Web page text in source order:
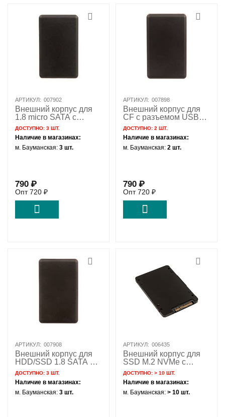
АРТИКУЛ: 007902
Внешний корпус для
1.8 micro SATA с
разъемом USB 3.1 /
mini USB / NFHK N-
1809V2
ДОСТУПНО:3 ШТ.
Наличие в магазинах:
м. Бауманская:3 шт.
790₽
Опт720 ₽
АРТИКУЛ: 007898
Внешний корпус для
CF с разъемом USB
3.1 / mini USB / NFHK
N-1804CF
ДОСТУПНО:2 ШТ.
Наличие в магазинах:
м. Бауманская:2 шт.
790₽
Опт720 ₽
АРТИКУЛ: 007908
Внешний корпус для
HDD/SSD 1.8 SATA LIF
MacBook Air A1304 с
разъемом USB 3.1 /
mini USB / NFHK N-
CELIF
ДОСТУПНО:3 ШТ.
Наличие в магазинах:
м. Бауманская:3 шт.
АРТИКУЛ: 006435
Внешний корпус для
SSD M.2 NVMe с
разъемом 2.5 U.2 SFF-
8639 / NFHK N-2511
ДОСТУПНО:> 10 ШТ.
Наличие в магазинах:
м. Бауманская:> 10 шт.